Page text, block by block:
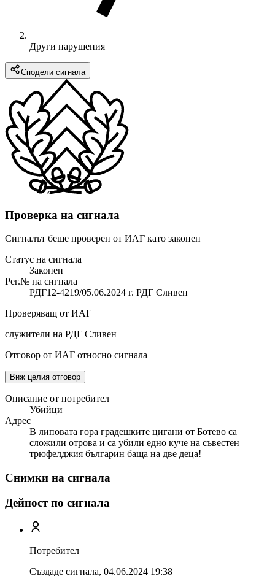
Други нарушения
Сподели сигнала
Проверка на сигнала
Сигналът беше проверен от ИАГ като законен
Статус на сигнала
Законен
Рег.№ на сигнала
РДГ12-4219/05.06.2024 г. РДГ Сливен
Проверяващ от ИАГ
служители на РДГ Сливен
Отговор от ИАГ относно сигнала
Виж целия отговор
Описание от потребител
Убийци
Адрес
В липовата гора градешките цигани от Ботево са
сложили отрова и са убили едно куче на съвестен
трюфелджия българин баща на две деца!
Снимки на сигнала
Дейност по сигнала
Потребител
Създаде сигнала, 04.06.2024 19:38